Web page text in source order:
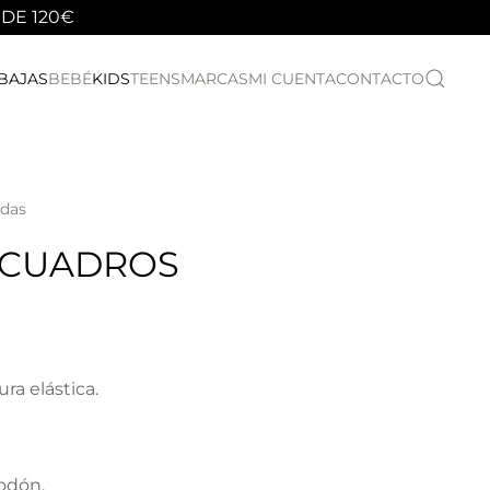
120€
BEBÉKIDSTEENSMARCASMI CUENTACONTACTO
elástica.